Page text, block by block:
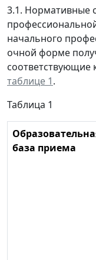
3.1. Нормативные
начального
очной форме
соответствующие
таблице 1.
Таблица 1
база приема